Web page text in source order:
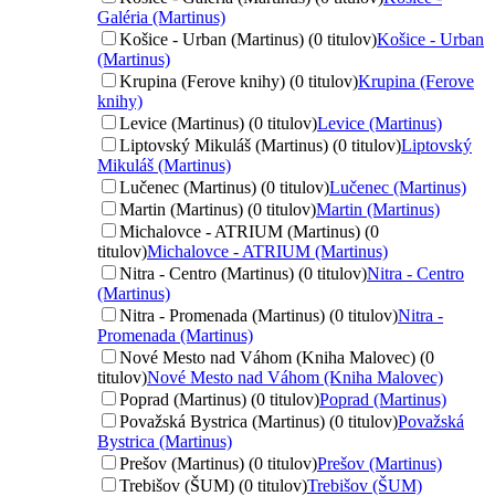
Galéria (Martinus)
Košice - Urban (Martinus) (0 titulov)Košice - Urban
(Martinus)
Krupina (Ferove knihy) (0 titulov)Krupina (Ferove
knihy)
Levice (Martinus) (0 titulov)Levice (Martinus)
Liptovský Mikuláš (Martinus) (0 titulov)Liptovský
Mikuláš (Martinus)
Lučenec (Martinus) (0 titulov)Lučenec (Martinus)
Martin (Martinus) (0 titulov)Martin (Martinus)
Michalovce - ATRIUM (Martinus) (0
titulov)Michalovce - ATRIUM (Martinus)
Nitra - Centro (Martinus) (0 titulov)Nitra - Centro
(Martinus)
Nitra - Promenada (Martinus) (0 titulov)Nitra -
Promenada (Martinus)
Nové Mesto nad Váhom (Kniha Malovec) (0
titulov)Nové Mesto nad Váhom (Kniha Malovec)
Poprad (Martinus) (0 titulov)Poprad (Martinus)
Považská Bystrica (Martinus) (0 titulov)Považská
Bystrica (Martinus)
Prešov (Martinus) (0 titulov)Prešov (Martinus)
Trebišov (ŠUM) (0 titulov)Trebišov (ŠUM)